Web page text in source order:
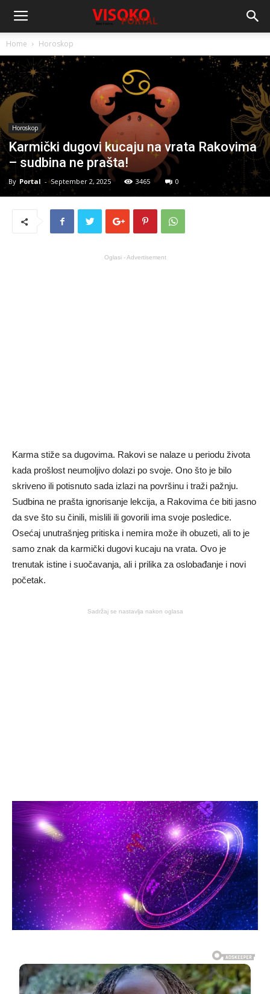
Home Horoskop
Horoskop
Karmički dugovi kucaju na vrata Rakovima
– sudbina ne prašta!
By Portal - September 2, 2025 3465 0
Oglasi - Advertisement
Karma stiže sa dugovima. Rakovi se nalaze u periodu života
kada prošlost neumoljivo dolazi po svoje. Ono što je bilo
skriveno ili potisnuto sada izlazi na površinu i traži pažnju.
Sudbina ne prašta ignorisanje lekcija, a Rakovima će biti jasno
da sve što su činili, mislili ili govorili ima svoje posledice.
Osećaj unutrašnjeg pritiska i nemira može ih obuzeti, ali to je
samo znak da karmički dugovi kucaju na vrata. Ovo je
trenutak istine i suočavanja, ali i prilika za oslobađanje i novi
početak.
Sadržaj se nastavlja nakon oglasa